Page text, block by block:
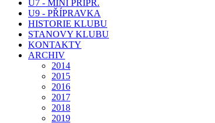
U7 - MINI PŘÍPR.
U9 - PŘÍPRAVKA
HISTORIE KLUBU
STANOVY KLUBU
KONTAKTY
ARCHIV
2014
2015
2016
2017
2018
2019